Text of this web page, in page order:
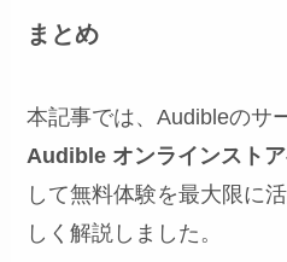
まとめ
本記事では、Audibleのサ
Audible オンラインストア
して無料体験を最大限に
しく解説しました。